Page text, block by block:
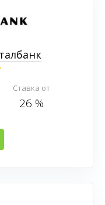
Ставка от
26 %